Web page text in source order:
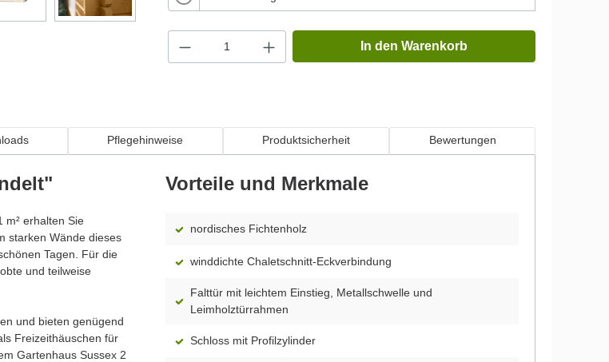
In den Warenkorb
Pflegehinweise Produktsicherheit Bewertungen
m² erhalten Sie
starken Wände dieses
Tagen. Für die
und teilweise
und bieten genügend
Freizeithäuschen für
Gartenhaus Sussex 2
Vorteile und Merkmale
nordisches Fichtenholz
winddichte Chaletschnitt-Eckverbindung
Falttür mit leichtem Einstieg, Metallschwelle und
Leimholztürrahmen
Schloss mit Profilzylinder